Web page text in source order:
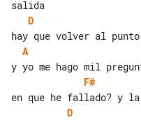
D
A
F#
D